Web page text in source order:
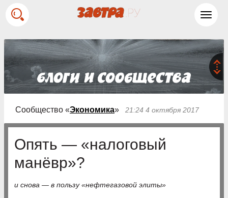
Сообщество «Экономика» 21:24 4 октября 2017
Опять — «налоговый
манёвр»?
и снова — в пользу «нефтегазовой элиты»